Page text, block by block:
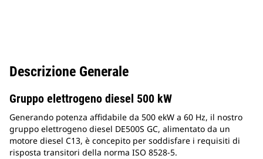
Descrizione Generale
Gruppo elettrogeno diesel 500 kW
Generando potenza affidabile da 500 ekW a 60 Hz, il nostro
gruppo elettrogeno diesel DE500S GC, alimentato da un
motore diesel C13, è concepito per soddisfare i requisiti di
risposta transitori della norma ISO 8528-5.